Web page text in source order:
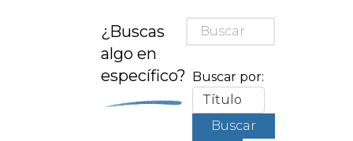
¿Buscas
algo en
específico?
Buscar por:
Buscar